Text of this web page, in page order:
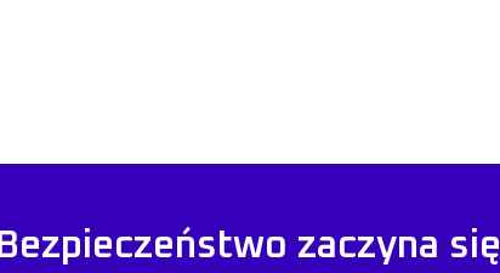
Bezpieczeństwo zaczyna się